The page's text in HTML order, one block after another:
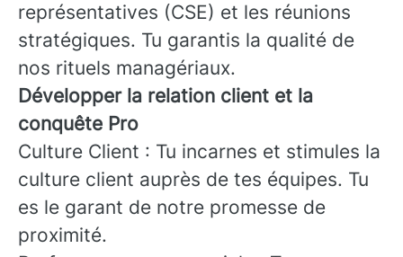
représentatives (CSE) et les réunions
stratégiques. Tu garantis la qualité de
nos rituels managériaux.
Développer la relation client et la
conquête Pro
Culture Client : Tu incarnes et stimules la
culture client auprès de tes équipes. Tu
es le garant de notre promesse de
proximité.